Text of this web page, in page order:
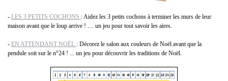
- LES 3 PETITS COCHONS : Aidez les 3 petits cochons à terminer les murs de leur
maison avant que le loup arrive ! .... un jeu pour tout savoir les aires.
- EN ATTENDANT NOËL : Décorez le salon aux couleurs de Noël avant que la
pendule soit sur le n°24 ! ... un jeu pour découvrir les traditions de Noël.